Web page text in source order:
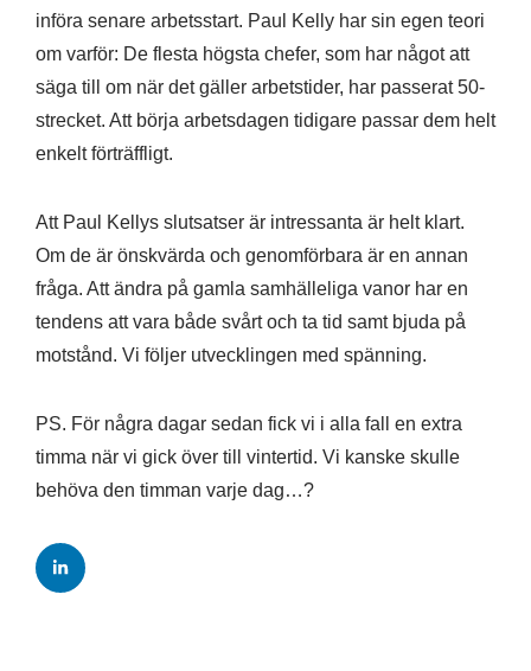
införa senare arbetsstart. Paul Kelly har sin egen teori
om varför: De flesta högsta chefer, som har något att
säga till om när det gäller arbetstider, har passerat 50-
strecket. Att börja arbetsdagen tidigare passar dem helt
enkelt förträffligt.
Att Paul Kellys slutsatser är intressanta är helt klart.
Om de är önskvärda och genomförbara är en annan
fråga. Att ändra på gamla samhälleliga vanor har en
tendens att vara både svårt och ta tid samt bjuda på
motstånd. Vi följer utvecklingen med spänning.
PS. För några dagar sedan fick vi i alla fall en extra
timma när vi gick över till vintertid. Vi kanske skulle
behöva den timman varje dag…?